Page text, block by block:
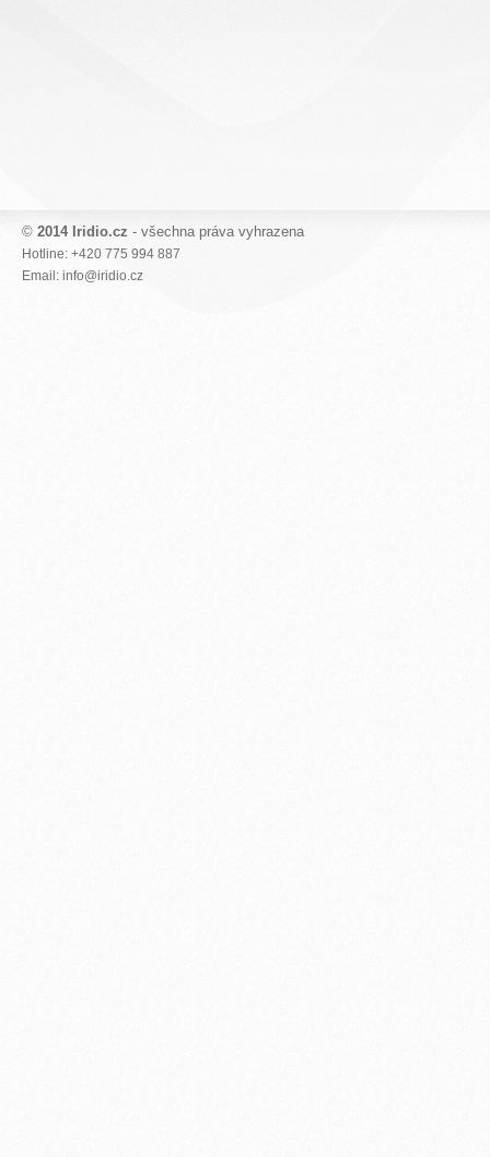
© 2014 Iridio.cz - všechna práva vyhrazena
Hotline: +420 775 994 887
Email: info@iridio.cz